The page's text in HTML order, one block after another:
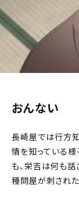
おんない
長崎屋では行方
情を知っている
も、栄吉は何も
種問屋が刺され